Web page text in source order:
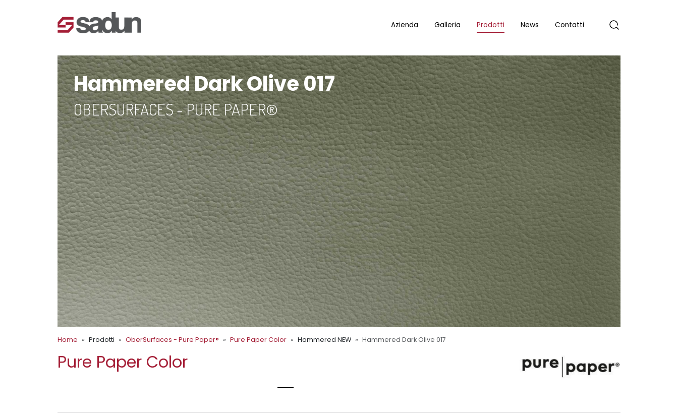
Azienda Galleria Prodotti News Contatti
Hammered Dark Olive 017
OBERSURFACES - PURE PAPER®
Home Prodotti OberSurfaces - Pure Paper® Pure Paper Color Hammered NEW Hammered Dark Olive 017
Pure Paper Color